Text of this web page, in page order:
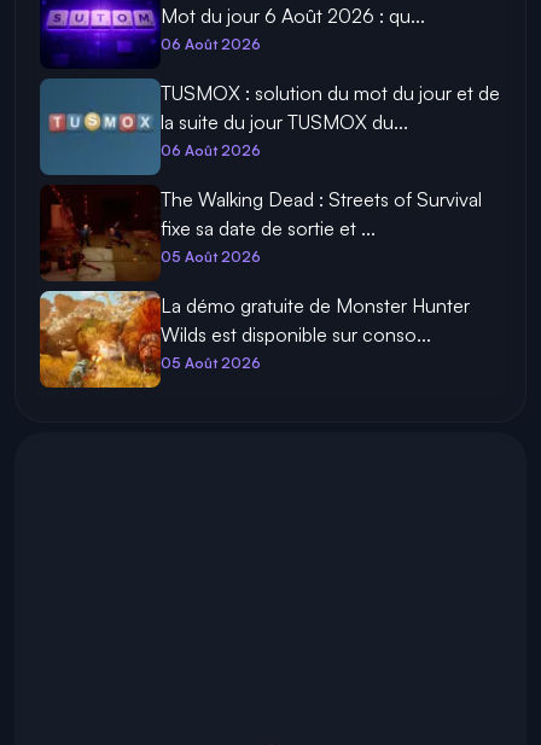
Mot du jour 6 Août 2026 : qu...
06 Août 2026
TUSMOX : solution du mot du jour et de
la suite du jour TUSMOX du...
06 Août 2026
The Walking Dead : Streets of Survival
fixe sa date de sortie et ...
05 Août 2026
La démo gratuite de Monster Hunter
Wilds est disponible sur conso...
05 Août 2026